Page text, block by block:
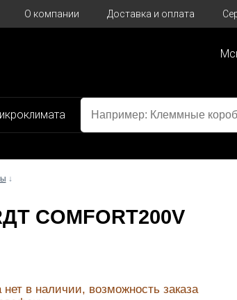
О компании Доставка и оплата
↓
COMFORT200V
нет в наличии, возможность заказа